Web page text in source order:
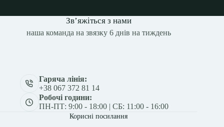
Зв’яжіться з нами
наша команда на звязку 6 днів на тиждень
Гаряча лінія:
+38 067 372 81 14
Робочі години:
ПН-ПТ: 9:00 - 18:00 | СБ: 11:00 - 16:00
Корисні посилання